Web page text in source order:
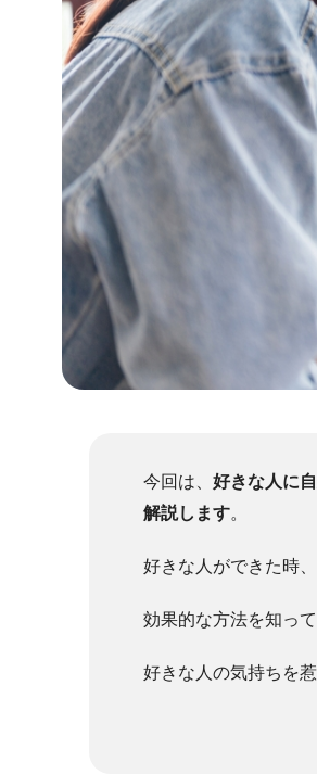
今回は、 好きな人に
解説します。
好きな人ができた時
効果的な方法を知っ
好きな人の気持ちを